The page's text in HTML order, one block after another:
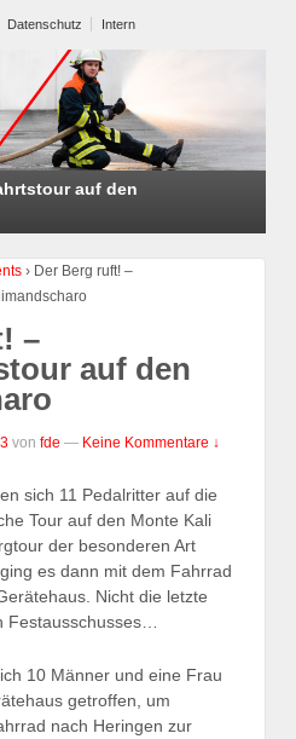
Datenschutz Intern
auf den
› Der Berg ruft! –
–
auf den
von fde — Keine Kommentare ↓
sich 11 Pedalritter auf die
Tour auf den Monte Kali
der besonderen Art
es dann mit dem Fahrrad
Nicht die letzte
Festausschusses…
10 Männer und eine Frau
getroffen, um
nach Heringen zur